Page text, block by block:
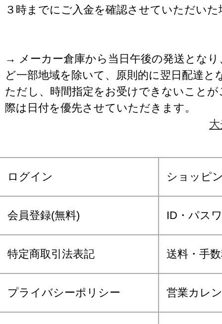
３時までにご入金を確認させていただいた
→ メーカー倉庫から当日午後の発送となり
ど一部地域を除いて、原則的に翌日配達と
ただし、時間指定をお受けできないこと
際は日付を優先させていただきます。
ログイン ショッピ
会員登録(無料) ID・パス
特定商取引法表記 送料・手
プライバシーポリシー 営業カレ